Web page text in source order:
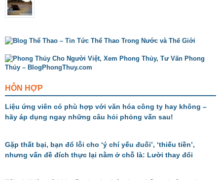
HỖN HỢP
Liệu ứng viên có phù hợp với văn hóa công ty hay không –
hãy áp dụng ngay những câu hỏi phỏng vấn sau!
Gặp thất bại, bạn đổ lỗi cho ‘ý chí yếu đuối’, ‘thiếu tiền’,
nhưng vấn đề đích thực lại nằm ở chỗ là: Lười thay đổi